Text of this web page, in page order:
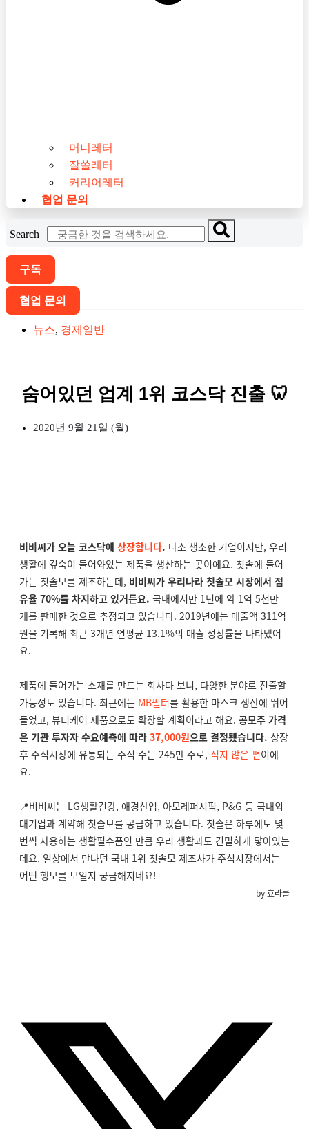
머니레터
잘쓸레터
커리어레터
협업 문의
Search
구독
협업 문의
뉴스, 경제일반
숨어있던 업계 1위 코스닥 진출 🦷
2020년 9월 21일 (월)
비비씨가 오늘 코스닥에 상장합니다. 다소 생소한 기업이지만, 우리
생활에 깊숙이 들어와있는 제품을 생산하는 곳이에요. 칫솔에 들어
가는 칫솔모를 제조하는데, 비비씨가 우리나라 칫솔모 시장에서 점
유율 70%를 차지하고 있거든요. 국내에서만 1년에 약 1억 5천만
개를 판매한 것으로 추정되고 있습니다. 2019년에는 매출액 311억
원을 기록해 최근 3개년 연평균 13.1%의 매출 성장률을 나타냈어
요.
제품에 들어가는 소재를 만드는 회사다 보니, 다양한 분야로 진출할
가능성도 있습니다. 최근에는 MB필터를 활용한 마스크 생산에 뛰어
들었고, 뷰티케어 제품으로도 확장할 계획이라고 해요. 공모주 가격
은 기관 투자자 수요예측에 따라 37,000원으로 결정됐습니다. 상장
후 주식시장에 유통되는 주식 수는 245만 주로, 적지 않은 편이에
요.
📍비비씨는 LG생활건강, 애경산업, 아모레퍼시픽, P&G 등 국내외
대기업과 계약해 칫솔모를 공급하고 있습니다. 칫솔은 하루에도 몇
번씩 사용하는 생활필수품인 만큼 우리 생활과도 긴밀하게 닿아있는
데요. 일상에서 만나던 국내 1위 칫솔모 제조사가 주식시장에서는
어떤 행보를 보일지 궁금해지네요!
by 효라클